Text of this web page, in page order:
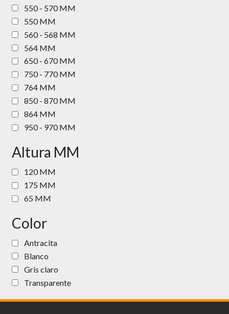
550 - 570 MM
550 MM
560 - 568 MM
564 MM
650 - 670 MM
750 - 770 MM
764 MM
850 - 870 MM
864 MM
950 - 970 MM
Altura MM
120 MM
175 MM
65 MM
Color
Antracita
Blanco
Gris claro
Transparente